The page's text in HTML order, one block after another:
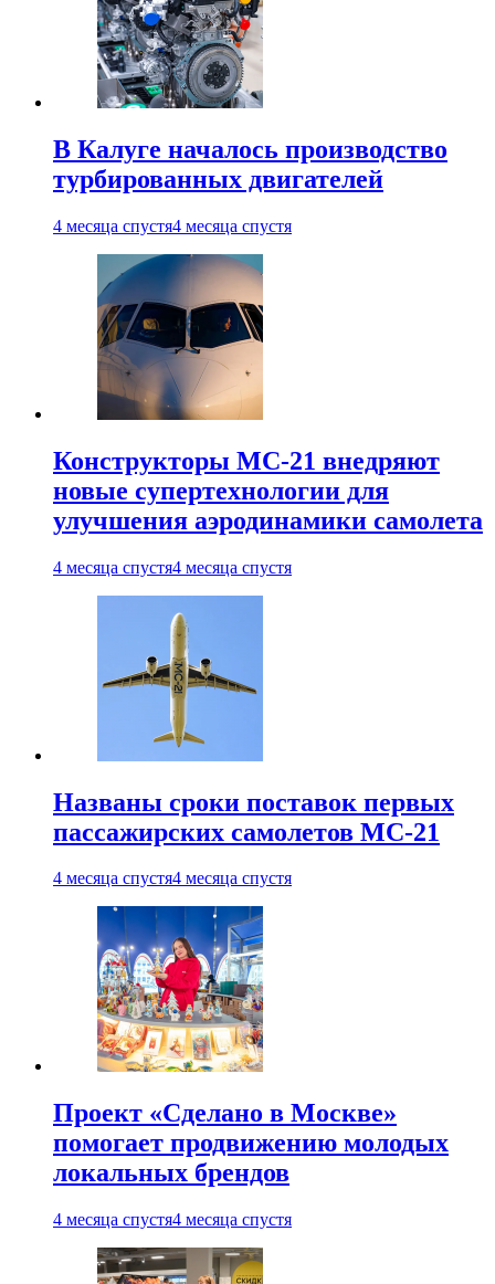
В Калуге началось производство
турбированных двигателей
4 месяца спустя4 месяца спустя
Конструкторы МС-21 внедряют
новые супертехнологии для
улучшения аэродинамики самолета
4 месяца спустя4 месяца спустя
Названы сроки поставок первых
пассажирских самолетов МС-21
4 месяца спустя4 месяца спустя
Проект «Сделано в Москве»
помогает продвижению молодых
локальных брендов
4 месяца спустя4 месяца спустя